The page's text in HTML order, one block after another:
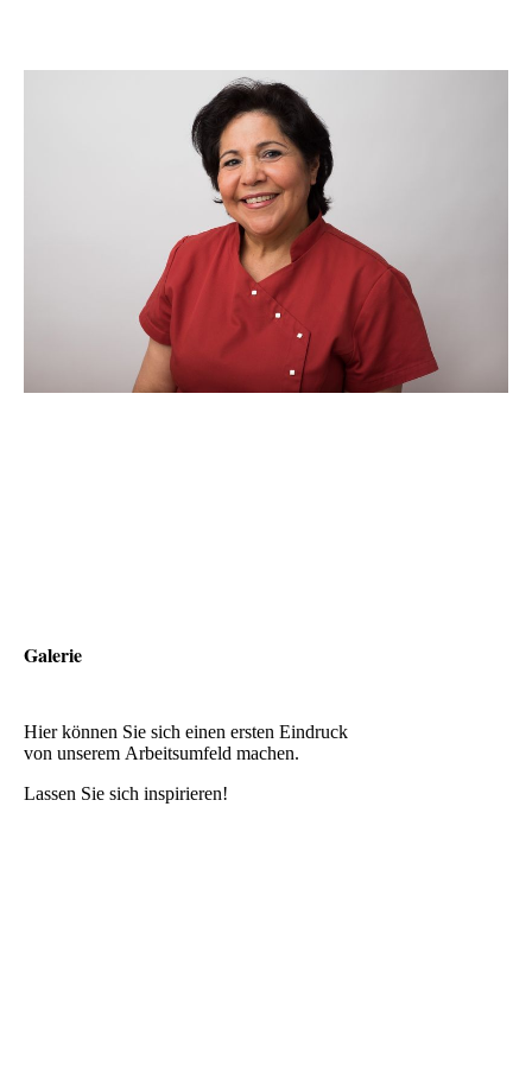
Galerie
Hier können Sie sich einen ersten Eindruck
von unserem Arbeitsumfeld machen.
Lassen Sie sich inspirieren!